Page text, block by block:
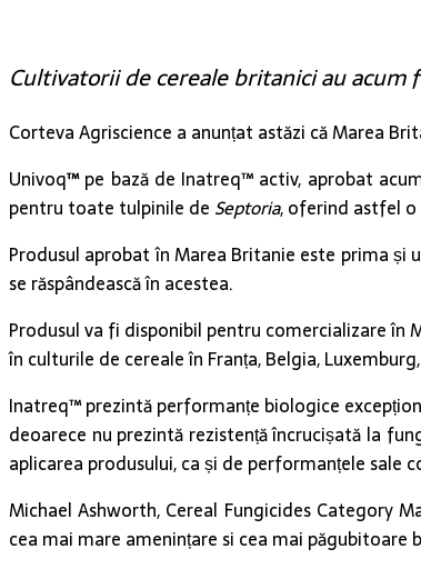
Cultivatorii de cereale britanici au
Corteva Agriscience a anunțat astăzi că Marea
Univoq™pe bază de Inatreq™ activ, aprobat
pentru toate tulpinile de Septoria, oferind astfel
Produsul aprobat în Marea Britanie este prima și
se răspândească în acestea.
Produsul va fi disponibil pentru comercializare
în culturile de cereale în Franța, Belgia,
Inatreq™ prezintă performanțe biologice
deoarece nu prezintă rezistență încrucișată la
aplicarea produsului, ca și de performanțele sale
Michael Ashworth, Cereal Fungicides Category
cea mai mare amenințare si cea mai